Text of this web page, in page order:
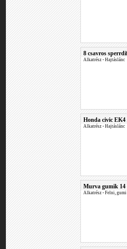
8 csavros
Alkatrész • Hajtáslánc
Honda civic EK4
Alkatrész • Hajtáslánc
Murva gumik 14
Alkatrész • Felni, gumi